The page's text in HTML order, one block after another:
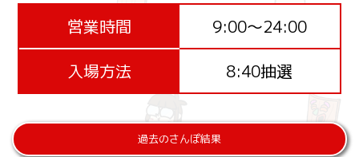
営業時間
9:00～24:00
入場方法
8:40抽選
過去のさんぽ結果